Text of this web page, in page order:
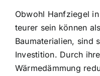
Obwohl Hanfziegel
teurer sein können
Baumaterialien, sind
Investition. Durch
Wärmedämmung